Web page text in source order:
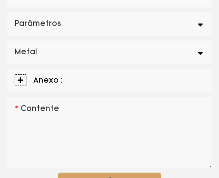
Parâmetros
Metal
Anexo :
Contente